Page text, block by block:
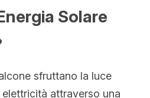
Solare
sfruttano la luce
attraverso una